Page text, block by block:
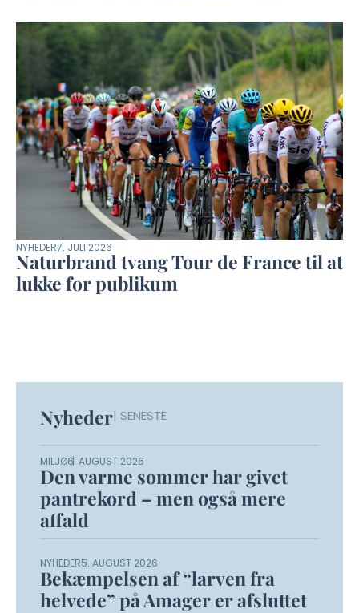
NYHEDER7. JULI 2026
Naturbrand tvang Tour de France til at
lukke for publikum
Nyheder| SENESTE
MILJØ6. AUGUST 2026
Den varme sommer har givet
pantrekord – men også mere
affald
NYHEDER5. AUGUST 2026
Bekæmpelsen af “larven fra
helvede” på Amager er afsluttet